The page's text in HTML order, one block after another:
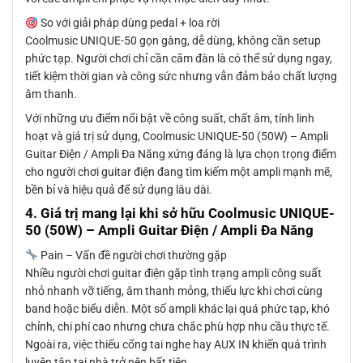
So với giải pháp dùng pedal + loa rời
Coolmusic UNIQUE-50 gọn gàng, dễ dùng, không cần setup
phức tạp. Người chơi chỉ cần cắm đàn là có thể sử dụng ngay,
tiết kiệm thời gian và công sức nhưng vẫn đảm bảo chất lượng
âm thanh.
Với những ưu điểm nổi bật về công suất, chất âm, tính linh
hoạt và giá trị sử dụng, Coolmusic UNIQUE-50 (50W) – Ampli
Guitar Điện / Ampli Đa Năng xứng đáng là lựa chọn trọng điểm
cho người chơi guitar điện đang tìm kiếm một ampli mạnh mẽ,
bền bỉ và hiệu quả để sử dụng lâu dài.
4. Giá trị mang lại khi sở hữu Coolmusic UNIQUE-
50 (50W) – Ampli Guitar Điện / Ampli Đa Năng
Pain – Vấn đề người chơi thường gặp
Nhiều người chơi guitar điện gặp tình trạng ampli công suất
nhỏ nhanh vỡ tiếng, âm thanh mỏng, thiếu lực khi chơi cùng
band hoặc biểu diễn. Một số ampli khác lại quá phức tạp, khó
chỉnh, chi phí cao nhưng chưa chắc phù hợp nhu cầu thực tế.
Ngoài ra, việc thiếu cổng tai nghe hay AUX IN khiến quá trình